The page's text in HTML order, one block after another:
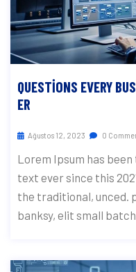
QUESTIONS EVERY
ER
Ağustos 12, 2023 0
Lorem Ipsum has
text ever since this
the traditional, unced.
banksy, elit small